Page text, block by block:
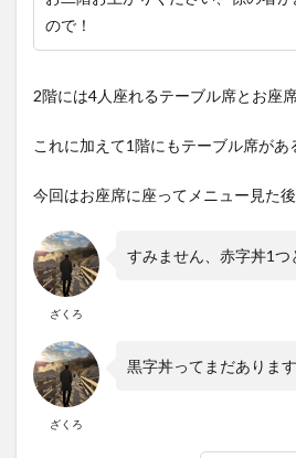
ので！
2階には4人座れるテーブル席とお座
これに加えて1階にもテーブル席があ
今回はお座席に座ってメニュー見た後
ざくろ
すみません、赤字丼1つ
ざくろ
黒字丼ってまだありま